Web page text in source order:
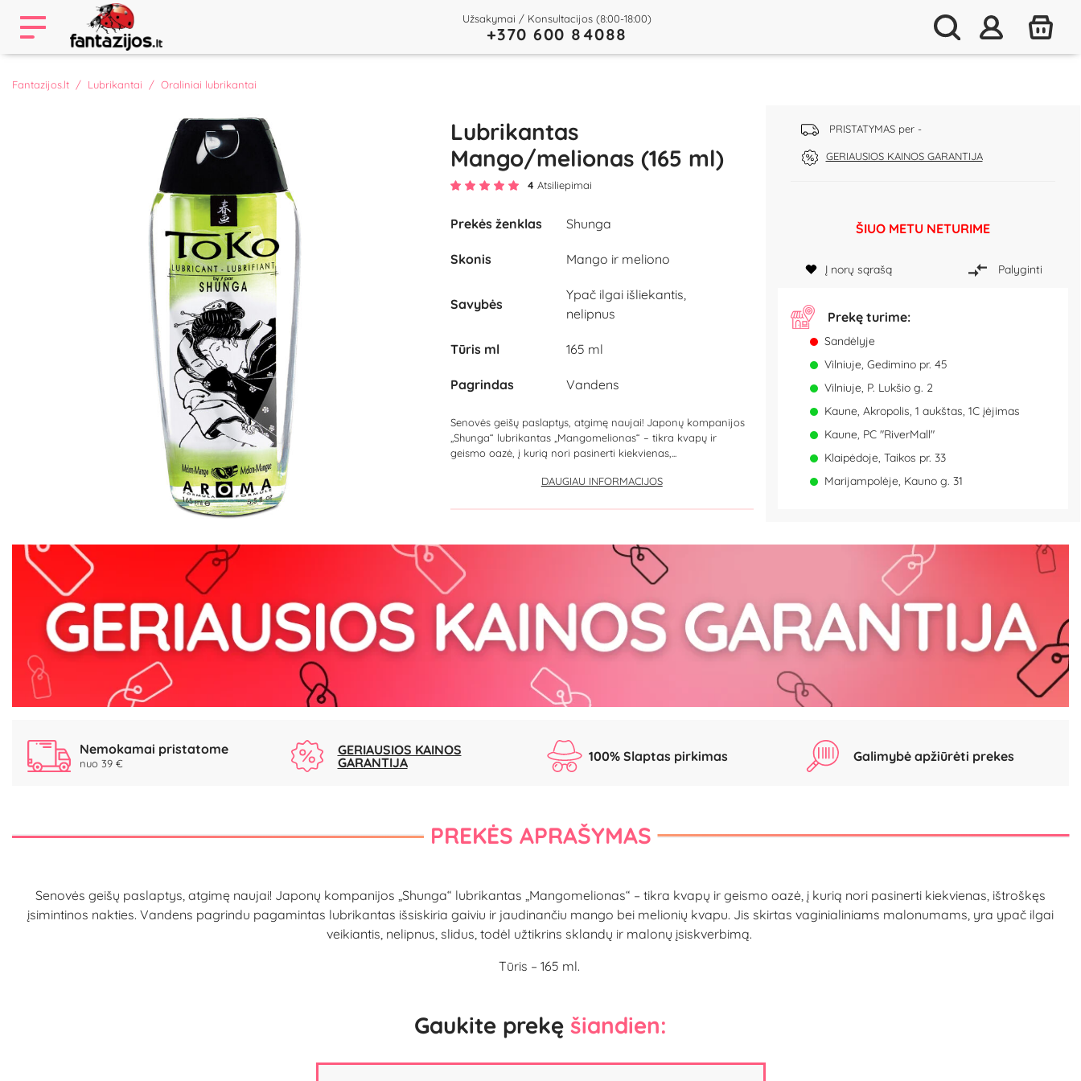
Užsakymai / Konsultacijos (8:00-18:00)
+370 600 84088
Fantazijos.lt Lubrikantai Oraliniai lubrikantai
Lubrikantas
Mango/melionas (165 ml)
4 Atsiliepimai
PRISTATYMAS per -
GERIAUSIOS KAINOS GARANTIJA
Prekės ženklas Shunga
Skonis Mango ir meliono
Savybės
Ypač ilgai išliekantis,
nelipnus
Tūris ml 165 ml
Pagrindas Vandens
Senovės geišų paslaptys, atgimę naujai! Japonų kompanijos
„Shunga“ lubrikantas „Mangomelionas“ – tikra kvapų ir
geismo oazė, į kurią nori pasinerti kiekvienas,...
DAUGIAU INFORMACIJOS
ŠIUO METU NETURIME
Į norų sąrašą Palyginti
Prekę turime:
Sandėlyje
Vilniuje, Gedimino pr. 45
Vilniuje, P. Lukšio g. 2
Kaune, Akropolis, 1 aukštas, 1C įėjimas
Kaune, PC "RiverMall"
Klaipėdoje, Taikos pr. 33
Marijampolėje, Kauno g. 31
Nemokamai pristatome
nuo 39 €
GERIAUSIOS KAINOS
GARANTIJA
100% Slaptas pirkimas Galimybė apžiūrėti prekes
PREKĖS APRAŠYMAS
Senovės geišų paslaptys, atgimę naujai! Japonų kompanijos „Shunga“ lubrikantas „Mangomelionas“ – tikra kvapų ir geismo oazė, į kurią nori pasinerti kiekvienas, ištroškęs
įsimintinos nakties. Vandens pagrindu pagamintas lubrikantas išsiskiria gaiviu ir jaudinančiu mango bei melionių kvapu. Jis skirtas vaginialiniams malonumams, yra ypač ilgai
veikiantis, nelipnus, slidus, todėl užtikrins sklandų ir malonų įsiskverbimą.
Tūris – 165 ml.
Gaukite prekę šiandien: